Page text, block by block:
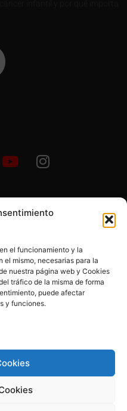
el funcionamiento y la
el mismo, necesarias para la
nuestra página web y Cookies
tráfico de la misma de forma
puede afectar
y funciones.
All Rights Reserved